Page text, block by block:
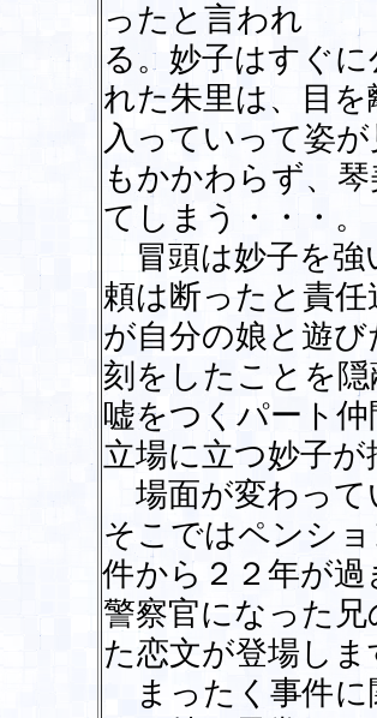
ったと言われ
る。妙子はすぐ
れた朱里は、目
入っていって姿
もかかわらず、
てしまう・・・。
冒頭は妙子を強
頼は断ったと責
が自分の娘と遊
刻をしたことを
嘘をつくパート
立場に立つ妙子
場面が変わって
そこではペンシ
件から２２年が
警察官になった
た恋文が登場しま
まったく事件に